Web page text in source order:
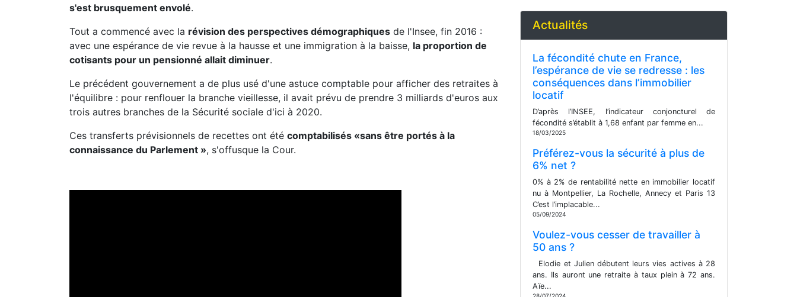
s'est brusquement envolé.
Tout a commencé avec la révision des perspectives démographiques de l'Insee, fin 2016 :
avec une espérance de vie revue à la hausse et une immigration à la baisse, la proportion de
cotisants pour un pensionné allait diminuer.
Le précédent gouvernement a de plus usé d'une astuce comptable pour afficher des retraites à
l'équilibre : pour renflouer la branche vieillesse, il avait prévu de prendre 3 milliards d'euros aux
trois autres branches de la Sécurité sociale d'ici à 2020.
Ces transferts prévisionnels de recettes ont été comptabilisés «sans être portés à la
connaissance du Parlement », s'offusque la Cour.
Actualités
La fécondité chute en France,
l’espérance de vie se redresse : les
conséquences dans l’immobilier
locatif
D’après l’INSEE, l’indicateur conjoncturel de
fécondité s’établit à 1,68 enfant par femme en...
18/03/2025
Préférez-vous la sécurité à plus de
6% net ?
0% à 2% de rentabilité nette en immobilier locatif
nu à Montpellier, La Rochelle, Annecy et Paris 13
C’est l’implacable...
05/09/2024
Voulez-vous cesser de travailler à
50 ans ?
Elodie et Julien débutent leurs vies actives à 28
ans. Ils auront une retraite à taux plein à 72 ans.
Aïe...